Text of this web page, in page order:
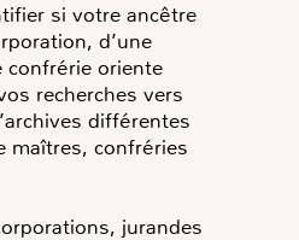
si votre ancêtre
d’une
confrérie oriente
recherches vers
différentes
maîtres, confréries
jurandes